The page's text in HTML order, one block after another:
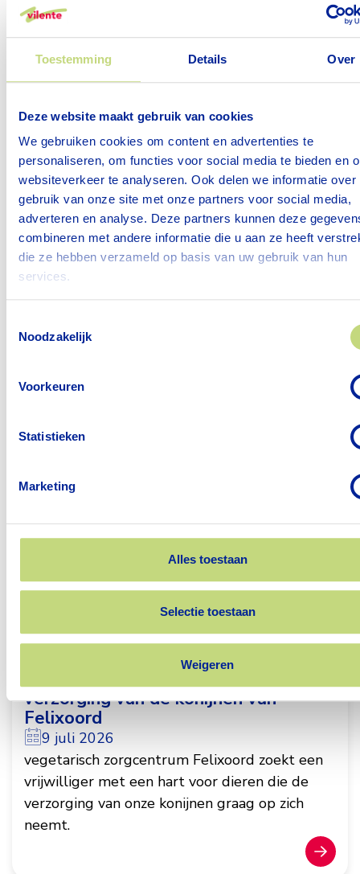
Toestemming Details Over
Deze website maakt gebruik van cookies
We gebruiken cookies om content en advertenties te
personaliseren, om functies voor social media te bieden en
websiteverkeer te analyseren. Ook delen we informatie over
gebruik van onze site met onze partners voor social media,
adverteren en analyse. Deze partners kunnen deze
combineren met andere informatie die u aan ze heeft
die ze hebben verzameld op basis van uw gebruik van hun
services.
Noodzakelijk
Voorkeuren
Statistieken
Marketing
Alles toestaan
Selectie toestaan
Weigeren
Vrijwilliger gezocht voor
activiteitondersteuning bij Felixoord
9 juli 2026
Bij vegetarisch zorgcentrum Felixoord in
broodmaaltijd in de avond op de somatische
Vrijwilliger gezocht voor de
verzorging van de konijnen van
Felixoord
9 juli 2026
vegetarisch zorgcentrum Felixoord zoekt een
vrijwilliger met een hart voor dieren die de
verzorging van onze konijnen graag op zich
neemt.